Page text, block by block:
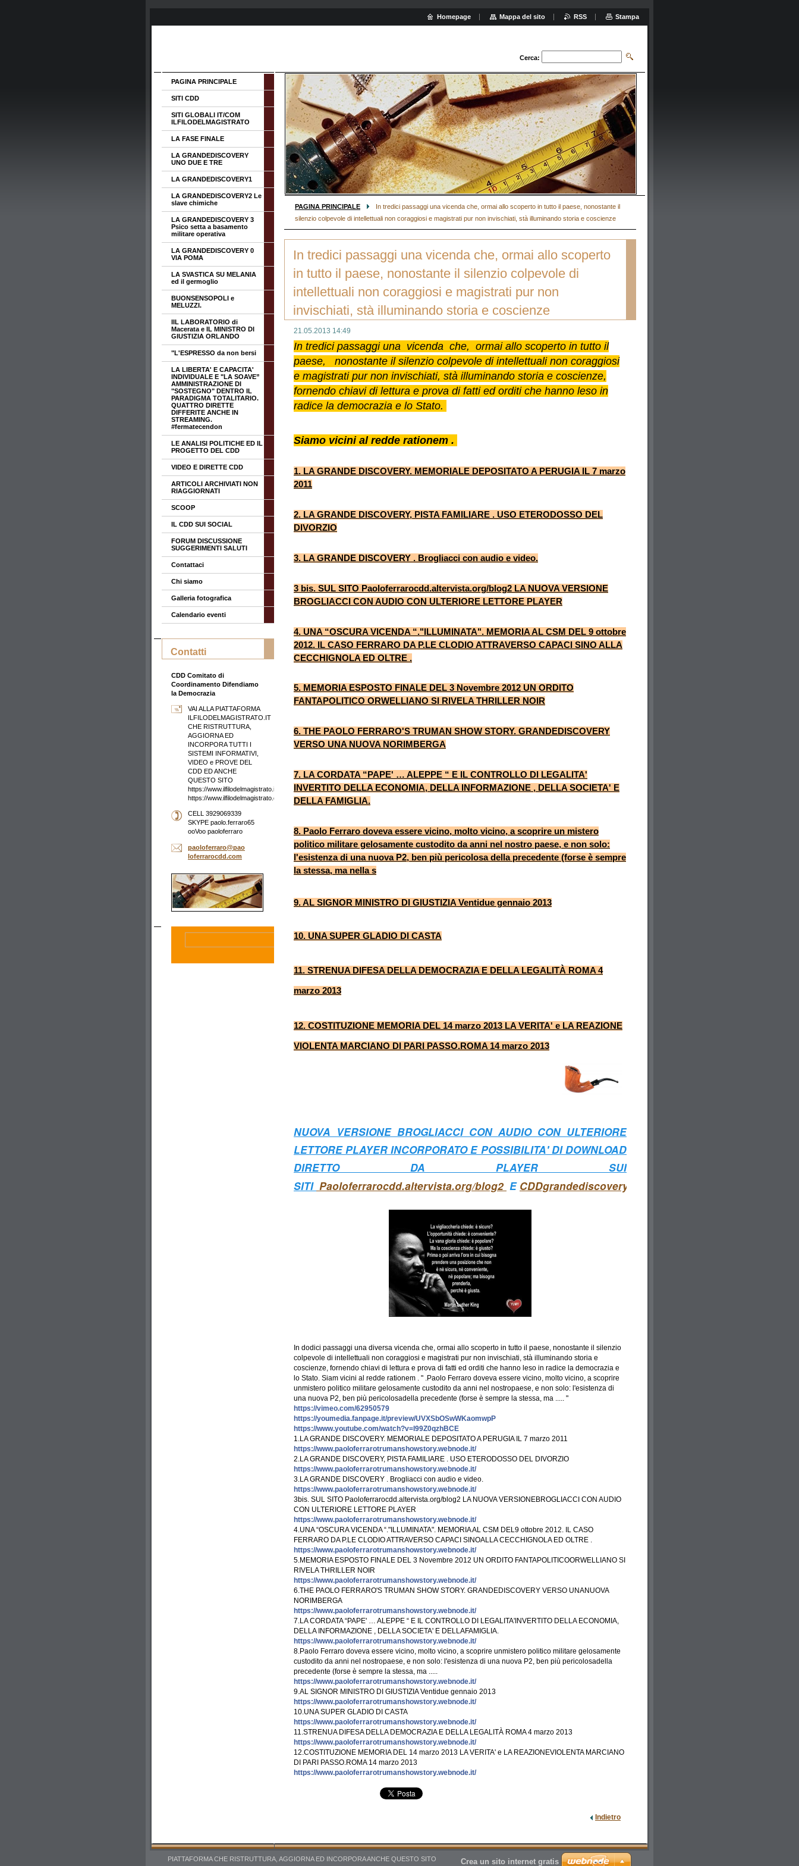
Cerca:
PAGINA PRINCIPALE
In tredici passaggi una vicenda che, ormai allo scoperto in tutto il paese, nonostante il
silenzio colpevole di intellettuali non coraggiosi e magistrati pur non invischiati, stà illuminando storia e coscienze
In tredici passaggi una vicenda che, ormai allo scoperto
in tutto il paese, nonostante il silenzio colpevole di
intellettuali non coraggiosi e magistrati pur non
invischiati, stà illuminando storia e coscienze
21.05.2013 14:49
In tredici passaggi una vicenda che, ormai allo scoperto in tutto il
paese, nonostante il silenzio colpevole di intellettuali non coraggiosi
e magistrati pur non invischiati, stà illuminando storia e coscienze,
fornendo chiavi di lettura e prova di fatti ed orditi che hanno leso in
radice la democrazia e lo Stato.
Siamo vicini al redde rationem .
1. LA GRANDE DISCOVERY. MEMOR IALE DEPOSITATO A PERUGIA IL 7 marzo
2011
2. LA GRANDE DISCOVERY, PISTA FAMILIARE . USO ETERODOSSO DEL
DIVORZIO
3. LA GRANDE DISCOVERY . Brogliacci con audio e video.
3 bis. SUL SITO Paoloferrarocdd.altervista.org/blog2 LA NUOVA VERSIONE
BROGLIACCI CON AUDIO CON ULTERIORE LETTORE PLAYER
4. UNA “OSCURA VICENDA “."ILLUMINATA". MEMORIA AL CSM DEL 9 ottobre
2012. IL CASO FERRARO DA P.LE CLODIO ATTRAVERSO CAPACI SINO ALLA
CECCHIGNOLA ED OLTRE .
5. MEMORIA ESPOSTO FINALE DEL 3 Novembre 2012 UN ORDITO
FANTAPOLITICO ORWELLIANO SI RIVELA THRILLER NOIR
6. THE PAOLO FERRARO'S TRUMAN SHOW STORY. GRANDEDISCOVERY
VERSO UNA NUOVA NORIMBERGA
7. LA CORDATA “PAPE' … ALEPPE “ E IL CONTROLLO DI LEGALITA'
INVERTITO DELLA ECONOMIA, DELLA INFORMAZIONE , DELLA SOCIETA' E
DELLA FAMIGLIA.
8. Paolo Ferraro doveva essere vicino, molto vicino, a scoprire un mistero
politico militare gelosamente custodito da anni nel nostro paese, e non solo:
l'esistenza di una nuova P2, ben più pericolosa della precedente (forse è sempre
la stessa, ma nella s
9. AL SIGNOR MINISTRO DI GIUSTIZIA Ventidue gennaio 2013
10. UNA SUPER GLADIO DI CASTA
11. STRENUA DIFESA DELLA DEMOCRAZIA E DELLA LEGALITÀ ROMA 4
marzo 2013
12. COSTITUZIONE MEMORIA DEL 14 marzo 2013 LA VERITA' e LA REAZIONE
VIOLENTA MARCIANO DI PARI PASSO.ROMA 14 marzo 2013
NUOVA VERSIONE BROGLIACCI CON AUDIO CON ULTERIORE
LETTORE PLAYER INCORPORATO E POSSIBILITA' DI DOWNLOAD
DIRETTO DA PLAYER SUI
SITI Paoloferrarocdd.altervista.org/blog2 E CDDgrandediscovery.altervista.org
In dodici passaggi una diversa vicenda che, ormai allo scoperto in tutto il paese, nonostante il silenzio
colpevole di intellettuali non coraggiosi e magistrati pur non invischiati, stà illuminando storia e
coscienze, fornendo chiavi di lettura e prova di fatti ed orditi che hanno leso in radice la democrazia e
lo Stato. Siam vicini al redde rationem . " .Paolo Ferraro doveva essere vicino, molto vicino, a scoprire
unmistero politico militare gelosamente custodito da anni nel nostropaese, e non solo: l'esistenza di
una nuova P2, ben più pericolosadella precedente (forse è sempre la stessa, ma ..... "
https://vimeo.com/62950579
https://youmedia.fanpage.it/preview/UVXSbOSwWKaomwpP
https://www.youtube.com/watch?v=l99Z0qzhBC E
1.LA GRANDE DISCOVERY. MEMORIALE DEPOSITATO A PERUGIA IL 7 marzo 2011
https://www.paoloferrarotrumanshowstory.webnode.it/
2.LA GRANDE DISCOVERY, PISTA FAMILIARE . USO ETERODOSSO DEL DIVORZIO
https://www.paoloferrarotrumanshowstory.webnode.it/
3.LA GRANDE DISCOVERY . Brogliacci con audio e video.
https://www.paoloferrarotrumanshowstory.webnode.it/
3bis. SUL SITO Paoloferrarocdd.altervista.org/blog2 LA NUOVA VERSIONEBROGLIACCI CON AUDIO
CON ULTERIORE LETTORE PLAYER
https://www.paoloferrarotrumanshowstory.webnode.it/
4.UNA “OSCURA VICENDA “."ILLUMINATA". MEMORIA AL CSM DEL9 ottobre 2012. IL CASO
FERRARO DA P.LE CLODIO ATTRAVERSO CAPACI SINOALLA CECCHIGNOLA ED OLTRE .
https://www.paoloferrarotrumanshowstory.webnode.it/
5.MEMORIA ESPOSTO FINALE DEL 3 Novembre 2012 UN ORDITO FANTAPOLITICOORWELLIANO SI
RIVELA THRILLER NOIR
https://www.paoloferrarotrumanshowstory.webnode.it/
6.THE PAOLO FERRARO'S TRUMAN SHOW STORY. GRANDEDISCOVERY VERSO UNANUOVA
NORIMBERGA
https://www.paoloferrarotrumanshowstory.webnode.it/
7.LA CORDATA “PAPE' … ALEPPE “ E IL CONTROLLO DI LEGALITA'INVERTITO DELLA ECONOMIA,
DELLA INFORMAZIONE , DELLA SOCIETA' E DELLAFAMIGLIA.
https://www.paoloferrarotrumanshowstory.webnode.it/
8.Paolo Ferraro doveva essere vicino, molto vicino, a scoprire unmistero politico militare gelosamente
custodito da anni nel nostropaese, e non solo: l'esistenza di una nuova P2, ben più pericolosadella
precedente (forse è sempre la stessa, ma .....
https://www.paoloferrarotrumanshowstory.webnode.it/
9.AL SIGNOR MINISTRO DI GIUSTIZIA Ventidue gennaio 2013
https://www.paoloferrarotrumanshowstory.webnode.it/
10.UNA SUPER GLADIO DI CASTA
https://www.paoloferrarotrumanshowstory.webnode.it/
11.STRENUA DIFESA DELLA DEMOCRAZIA E DELLA LEGALITÀ ROMA 4 marzo 2013
https://www.paoloferrarotrumanshowstory.webnode.it/
12.COSTITUZIONE MEMORIA DEL 14 marzo 2013 LA VERITA' e LA REAZIONEVIOLENTA MARCIANO
DI PARI PASSO.ROMA 14 marzo 2013
https://www.paoloferrarotrumanshowstory.webnode.it/
Indietro
PAGINA PRINCIPALE
SITI CDD
SITI GLOBALI IT/COM
ILFILODELMAGISTRATO
LA FASE FINALE
LA GRANDEDISCOVERY
UNO DUE E TRE
LA GRANDEDISCOVERY1
LA GRANDEDISCOVERY2 Le
slave chimiche
LA GRANDEDISCOVERY 3
Psico setta a basamento
militare operativa
LA GRANDEDISCOVERY 0
VIA POMA
LA SVASTICA SU MELANIA
ed il germoglio
BUONSENSOPOLI e
MELUZZI.
IIL LABORATORIO di
Macerata e IL MINISTRO DI
GIUSTIZIA ORLANDO
"L'ESPRESSO da non bersi
LA LIBERTA' E CAPACITA'
INDIVIDUALE E "LA SOAVE”
AMMINISTRAZIONE DI
"SOSTEGNO" DENTRO IL
PARADIGMA TOTALITARIO.
QUATTRO DIRETTE
DIFFERITE ANCHE IN
STREAMING.
#fermatecendon
LE ANALISI POLITICHE ED IL
PROGETTO DEL CDD
VIDEO E DIRETTE CDD
ARTICOLI ARCHIVIATI NON
RIAGGIORNATI
SCOOP
IL CDD SUI SOCIAL
FORUM DISCUSSIONE
SUGGERIMENTI SALUTI
Contattaci
Chi siamo
Galleria fotografica
Calendario eventi
Contatti
CDD Comitato di
Coordinamento Difendiamo
la Democrazia
VAI ALLA PIATTAFORMA
ILFILODELMAGISTRATO.IT
CHE RISTRUTTURA,
AGGIORNA ED
INCORPORA TUTTI I
SISTEMI INFORMATIVI,
VIDEO e PROVE DEL
CDD ED ANCHE
QUESTO SITO
https://www.ilfilodelmagistrato.it/
https://www.ilfilodelmagistrato.com/
CELL 3929069339
SKYPE paolo.ferraro65
ooVoo paoloferraro
paoloferraro@pao
loferrarocdd.com
Homepage Mappa del sito RSS Stampa
PIATTAFORMA CHE RISTRUTTURA, AGGIORNA ED INCORPORA ANCHE QUESTO SITO Crea un sito internet gratis